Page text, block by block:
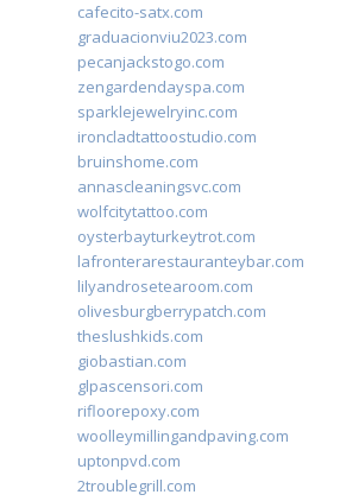
cafecito-satx.com
graduacionviu2023.com
pecanjackstogo.com
zengardendayspa.com
sparklejewelryinc.com
ironcladtattoostudio.com
bruinshome.com
annascleaningsvc.com
wolfcitytattoo.com
oysterbayturkeytrot.com
lafronterarestauranteybar.com
lilyandrosetearoom.com
olivesburgberrypatch.com
theslushkids.com
giobastian.com
glpascensori.com
rifloorepoxy.com
woolleymillingandpaving.com
uptonpvd.com
2troublegrill.com